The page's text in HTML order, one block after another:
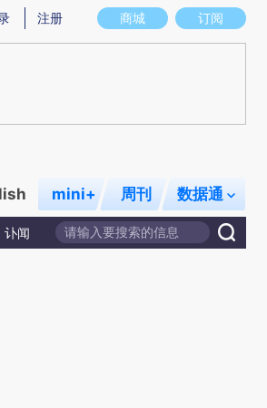
实意图存在偏差。不代表财新观点和立场。推荐点
商城 订阅
注册
mini+ 周刊 数据通
讣闻